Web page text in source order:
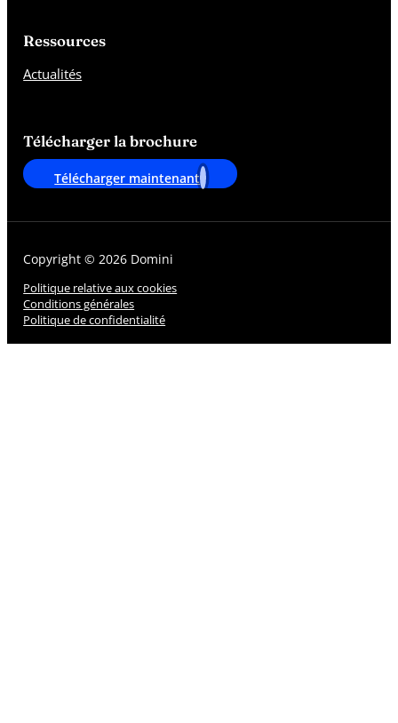
Ressources
Actualités
Télécharger la brochure
Télécharger maintenant
Copyright © 2026 Domini
Politique relative aux cookies
Conditions générales
Politique de confidentialité